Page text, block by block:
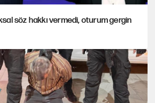
söz hakkı vermedi, oturum gergin